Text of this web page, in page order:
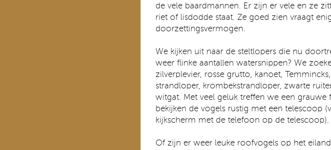
de vele baardmannen. Er zijn er vele en ze
riet of lisdodde staat. Ze goed zien vraagt
doorzettingsvermogen.
We kijken uit naar de steltlopers die nu
weer flinke aantallen watersnippen? We
zilverplevier, rosse grutto, kanoet,
strandloper, krombekstrandloper, zwarte
witgat. Met veel geluk treffen we een grauwe
bekijken de vogels rustig met een telescoop
kijkscherm met de telefoon op de telescoop).
Of zijn er weer leuke roofvogels op het